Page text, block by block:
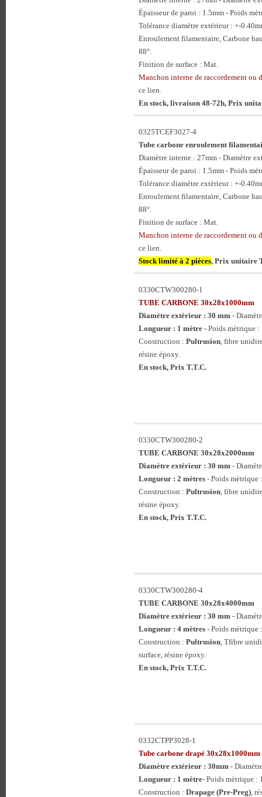
Épaisseur de paroi : 1.5mm - Poids
Tolérance diamètre extérieur : +-
Enroulement filamentaire, Carbone
88°.
Finition de surface : Mat.
Manchon interne de raccordement ou
ce lien.
En stock, livraison 48-72h, Prix
0325TCEF3027-4
Tube carbone enroulement
Diamètre interne : 27mm - Diamètre
Épaisseur de paroi : 1.5mm - Poids
Tolérance diamètre extérieur : +-
Enroulement filamentaire, Carbone
88°.
Finition de surface : Mat.
Manchon interne de raccordement ou
ce lien.
Stock limité à 2 pièces, Prix unitaire
0330CTW300280-1
TUBE CARBONE 30x28x1000mm
Diamètre extérieur : 30 mm -
Longueur : 1 mètre - Poids mètrique :
Construction : Pultrusion, fibre
résine époxy.
En stock, Prix T.T.C.
0330CTW300280-2
TUBE CARBONE 30x28x2000mm
Diamètre extérieur : 30 mm -
Longueur : 2 mètres - Poids mètrique
Construction : Pultrusion, fibre
résine époxy.
En stock, Prix T.T.C.
0330CTW300280-4
TUBE CARBONE 30x28x4000mm
Diamètre extérieur : 30 mm -
Longueur : 4 mètres - Poids mètrique
Construction : Pultrusion, Tfibre
surface, résine époxy.
En stock, Prix T.T.C.
0332CTPP3028-1
Tube carbone drapé 30x28x1000mm
Diamètre extérieur : 30mm -
Longueur : 1 mètre- Poids mètrique :
Construction : Drapage (Pre-Preg),